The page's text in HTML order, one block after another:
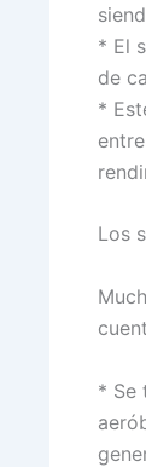
* El
de
*
Los
* Se